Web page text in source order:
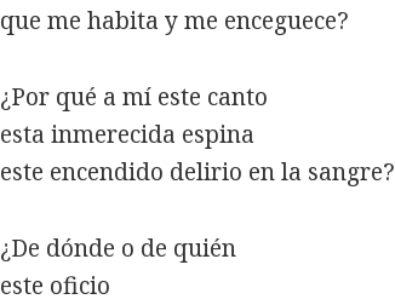
que me habita y me enceguece?
¿Por qué a mí este canto
esta inmerecida espina
este encendido delirio en la sangre?
¿De dónde o de quién
este oficio